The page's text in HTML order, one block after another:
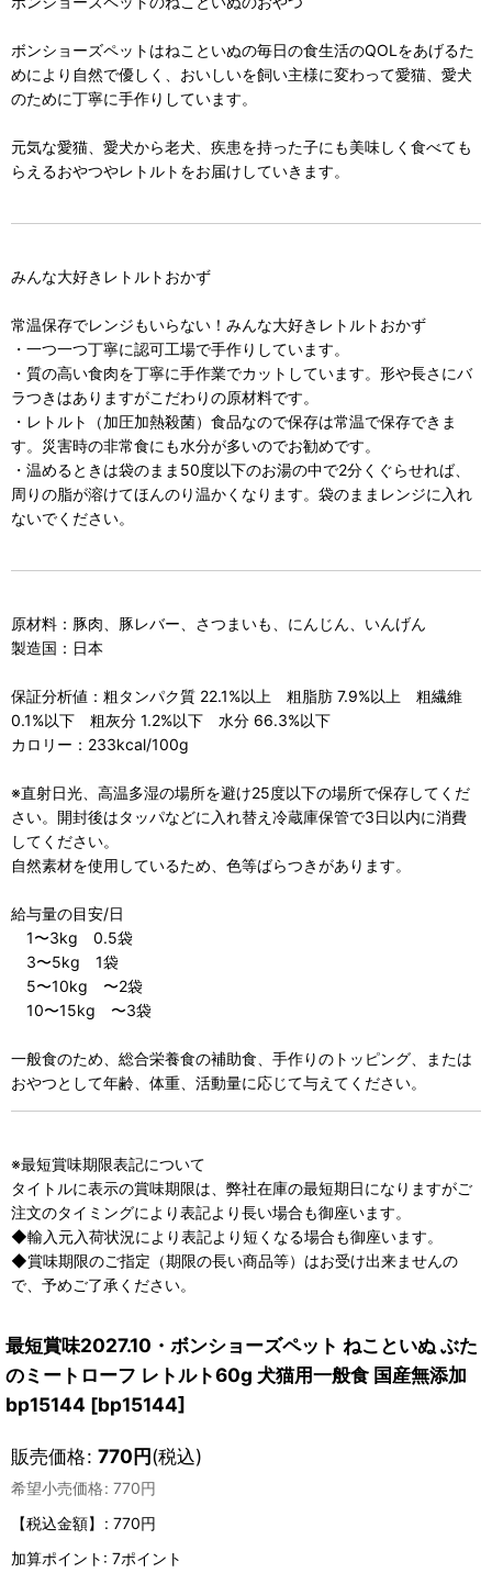
ボンショーズペットはねこといぬの毎日の食生活のQOLをあげるた
めにより自然で優しく、おいしいを飼い主様に変わって愛猫、愛犬
のために丁寧に手作りしています。
元気な愛猫、愛犬から老犬、疾患を持った子にも美味しく食べても
らえるおやつやレトルトをお届けしていきます。
みんな大好きレトルトおかず
常温保存でレンジもいらない！みんな大好きレトルトおかず
・一つ一つ丁寧に認可工場で手作りしています。
・質の高い食肉を丁寧に手作業でカットしています。形や長さにバ
ラつきはありますがこだわりの原材料です。
・レトルト（加圧加熱殺菌）食品なので保存は常温で保存できま
す。災害時の非常食にも水分が多いのでお勧めです。
・温めるときは袋のまま50度以下のお湯の中で2分くぐらせれば、
周りの脂が溶けてほんのり温かくなります。袋のままレンジに入れ
ないでください。
原材料：豚肉、豚レバー、さつまいも、にんじん、いんげん
製造国：日本
保証分析値：粗タンパク質 22.1%以上 粗脂肪 7.9%以上 粗繊維
0.1%以下 粗灰分 1.2%以下 水分 66.3%以下
カロリー：233kcal/100g
※直射日光、高温多湿の場所を避け25度以下の場所で保存してくだ
さい。開封後はタッパなどに入れ替え冷蔵庫保管で3日以内に消費
してください。
自然素材を使用しているため、色等ばらつきがあります。
給与量の目安/日
1〜3kg 0.5袋
3〜5kg 1袋
5〜10kg 〜2袋
10〜15kg 〜3袋
一般食のため、総合栄養食の補助食、手作りのトッピング、または
おやつとして年齢、体重、活動量に応じて与えてください。
※最短賞味期限表記について
タイトルに表示の賞味期限は、弊社在庫の最短期日になりますがご
注文のタイミングにより表記より長い場合も御座います。
◆輸入元入荷状況により表記より短くなる場合も御座います。
◆賞味期限のご指定（期限の長い商品等）はお受け出来ませんの
で、予めご了承ください。
最短賞味2027.10・ボンショーズペット ねこといぬ ぶた
のミートローフ レトルト60g 犬猫用一般食 国産無添加
bp15144 [bp15144]
販売価格: 770円(税込)
希望小売価格: 770円
【税込金額】
: 770円
加算ポイント: 7ポイント